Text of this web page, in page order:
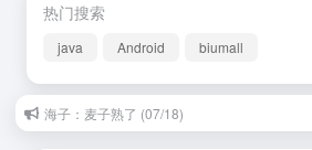
热门搜索
java Android biumall
海子：麦子熟了 (07/18)